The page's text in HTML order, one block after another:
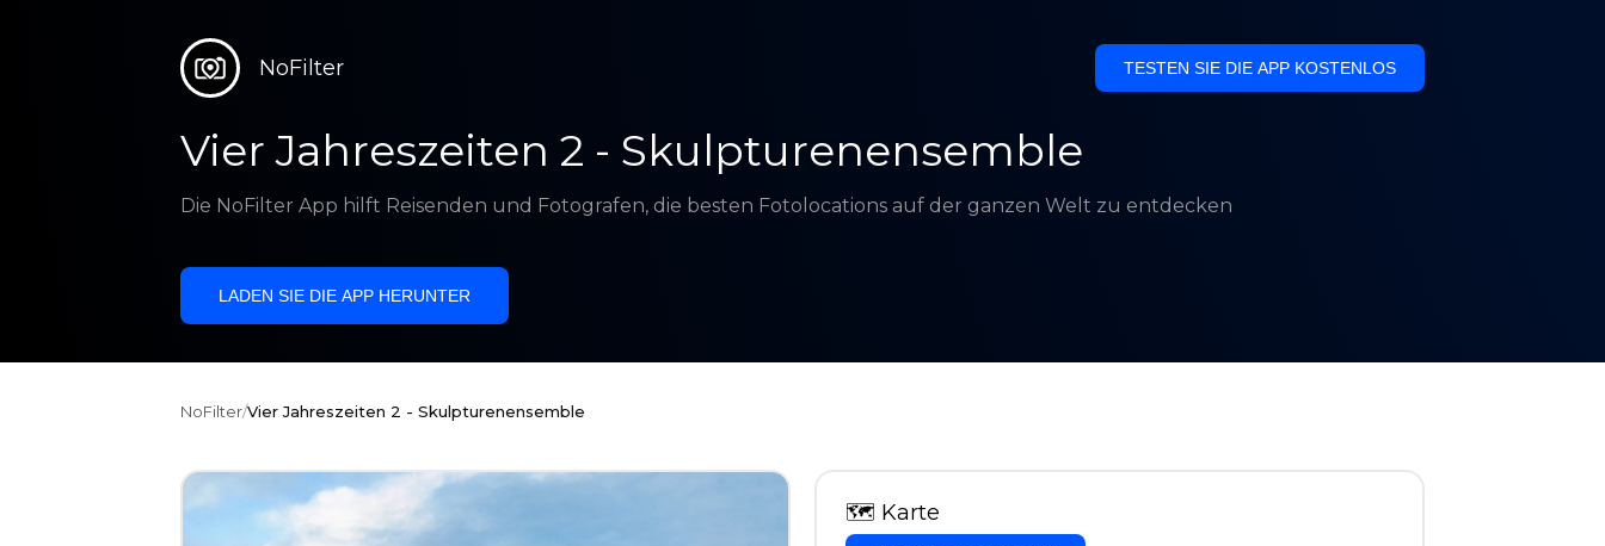
NoFilter TESTEN SIE DIE APP KOSTENLOS
Vier Jahreszeiten 2 - Skulpturenensemble
Die NoFilter App hilft Reisenden und Fotografen, die besten Fotolocations auf der ganzen Welt zu entdecken
LADEN SIE DIE APP HERUNTER
NoFilter/Vier Jahreszeiten 2 - Skulpturenensemble
🗺 Karte